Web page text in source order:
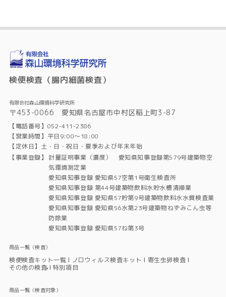
検便検査（腸内細菌検査）
有限会社森山環境科学研究所
〒453-0066 愛知県名古屋市中村区稲上町3-87
【電話番号】052-411-2386
【営業時間】平日9:00～18:00
【定休日】土・日・祝日・夏季および年末年始
【事業登録】
計量証明事業（濃度） 愛知県知事登録第579号建築物空
気環境測定業
愛知県知事登録 愛知県57空第1号衛生検査所
愛知県知事登録 第44号建築物飲料水貯水槽清掃業
愛知県知事登録 愛知県57貯第9号建築物飲料水水質検査業
愛知県知事登録 愛知県56水第23号建築物ねずみこん虫等
防除業
愛知県知事登録 愛知県57ね第3号
商品一覧（検査）
検便検査キット一覧 ノロウィルス検査キット
寄生虫卵検査
その他の検査
特別項目
商品一覧（検査対象）